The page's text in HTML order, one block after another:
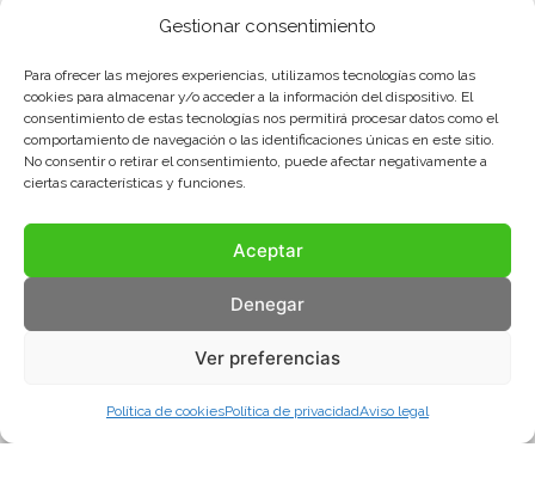
Gestionar consentimiento
Para ofrecer las mejores experiencias, utilizamos tecnologías como las
cookies para almacenar y/o acceder a la información del dispositivo. El
consentimiento de estas tecnologías nos permitirá procesar datos como el
comportamiento de navegación o las identificaciones únicas en este sitio.
No consentir o retirar el consentimiento, puede afectar negativamente a
ciertas características y funciones.
Aceptar
Denegar
Ver preferencias
Política de cookiesPolítica de privacidadAviso legal